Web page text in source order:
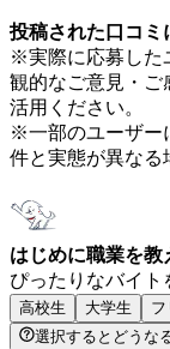
投稿された口コミ
※実際に応募した
観的なご意見・ご
活用ください。
※一部のユーザー
件と実態が異なる
はじめに職業を教
ぴったりなバイト
高校生 大学生 フ
選択するとどうな